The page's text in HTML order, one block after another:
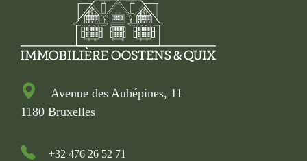
Avenue des Aubépines, 11
1180 Bruxelles
+32 476 26 52 71